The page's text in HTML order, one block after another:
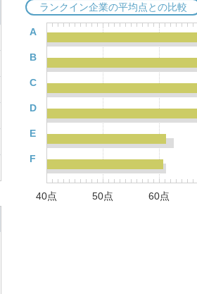
ランクイン企業の平均点との比較
A
B
C
D
E
F
40点 50点 60点